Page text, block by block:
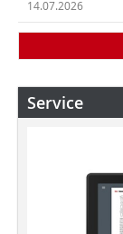
14.07.2026
Service